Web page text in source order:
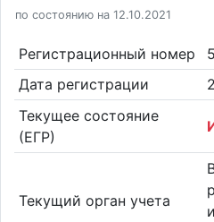
по состоянию на 12.10.2021
Регистрационный номер
Дата регистрации
Текущее состояние
(ЕГР)
Текущий орган учета